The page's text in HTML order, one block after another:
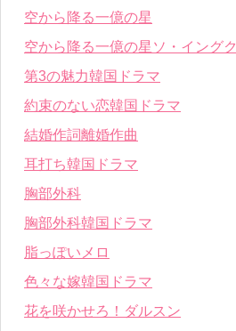
空から降る一億の星
空から降る一億の星ソ・イングク
第3の魅力韓国ドラマ
約束のない恋韓国ドラマ
結婚作詞離婚作曲
耳打ち韓国ドラマ
胸部外科
胸部外科韓国ドラマ
脂っぽいメロ
色々な嫁韓国ドラマ
花を咲かせろ！ダルスン